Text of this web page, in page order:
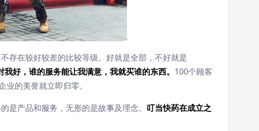
存在较好较差的比较等级。好就是全部，不好就是
我好，谁的服务能让我满意，我就买谁的东西。 100个顾客
的美誉就立即归零。
是产品和服务，无形的是故事及理念。 叮当快药在成立之